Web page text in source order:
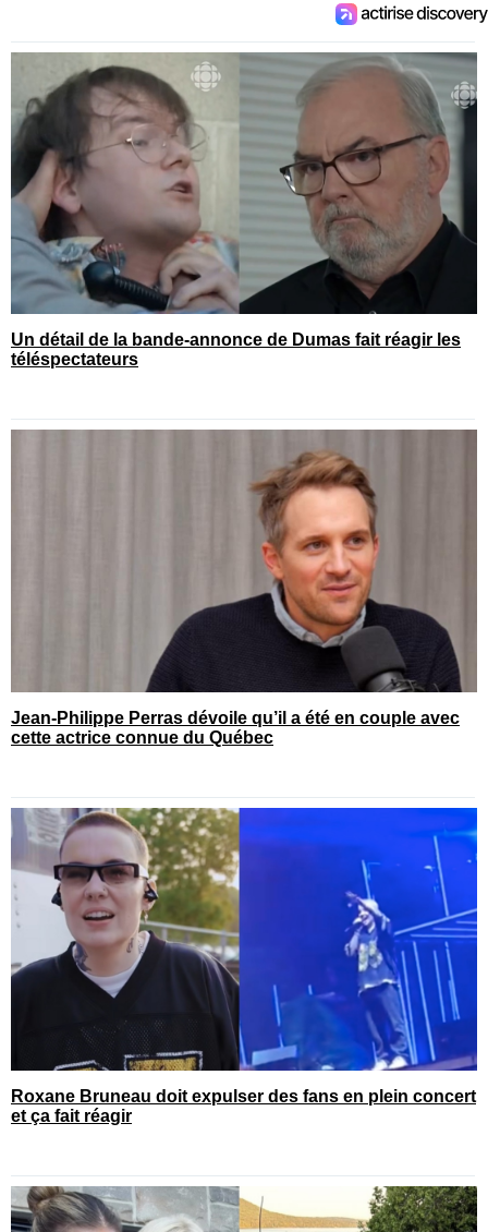
Un détail de la bande-annonce de Dumas fait réagir les
téléspectateurs
Jean-Philippe Perras dévoile qu’il a été en couple avec
cette actrice connue du Québec
Roxane Bruneau doit expulser des fans en plein concert
et ça fait réagir